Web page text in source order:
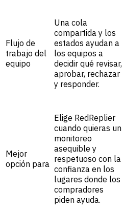
Flujo de
trabajo del
equipo
Una cola
compartida y los
estados ayudan a
los equipos a
decidir qué revisar,
aprobar, rechazar
y responder.
Mejor
opción para
Elige RedReplier
cuando quieras un
monitoreo
asequible y
respetuoso con la
confianza en los
lugares donde los
compradores
piden ayuda.